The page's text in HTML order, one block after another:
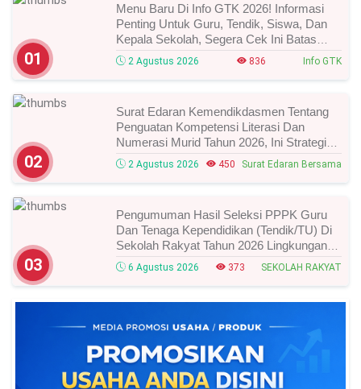
01
Menu Baru Di Info GTK 2026! Informasi
Penting Untuk Guru, Tendik, Siswa, Dan
Kepala Sekolah, Segera Cek Ini Batas
Waktunya!
2 Agustus 2026 836 Info GTK
02
Surat Edaran Kemendikdasmen Tentang
Penguatan Kompetensi Literasi Dan
Numerasi Murid Tahun 2026, Ini Strategi
Dan Alurnya
2 Agustus 2026 450 Surat Edaran Bersama
03
Pengumuman Hasil Seleksi PPPK Guru
Dan Tenaga Kependidikan (Tendik/TU) Di
Sekolah Rakyat Tahun 2026 Lingkungan
Kementerian Sosial RI, Ini Daftar Nama
Peserta Yang Lolos!
6 Agustus 2026 373 SEKOLAH RAKYAT